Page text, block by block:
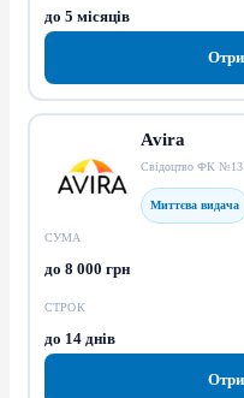
до 5 місяців
Avira
Свідоцтво ФК
Миттєва видача
СУМА
до 8 000 грн
СТРОК
до 14 днів